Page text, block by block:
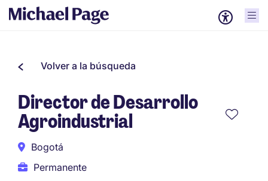
Volver a la búsqueda
Director de Desarrollo
Agroindustrial
Bogotá
Permanente